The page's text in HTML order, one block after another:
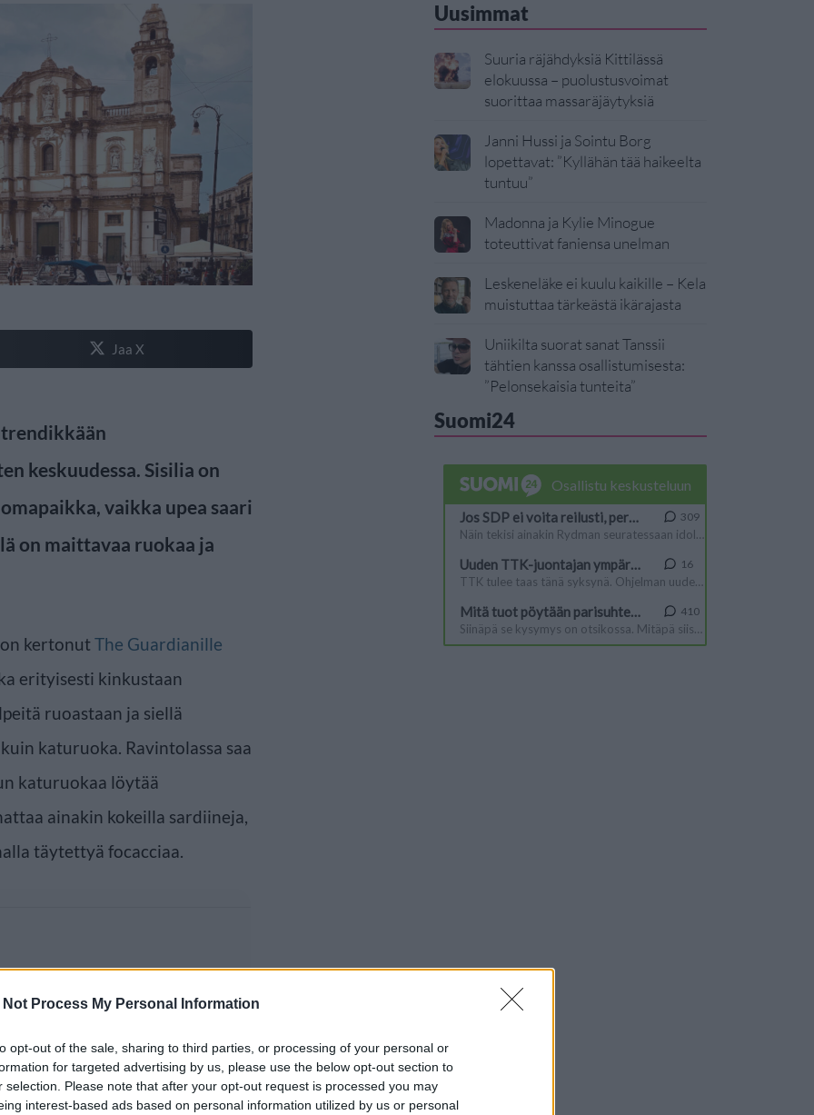
Not Process My Personal Information
opt-out of the sale, sharing to third parties, or processing of your personal or
for targeted advertising by us, please use the below opt-out section to
selection. Please note that after your opt-out request is processed you may
interest-based ads based on personal information utilized by us or personal
Jaa X
keskuudessa. Sisilia on
vaikka upea saari
on maittavaa ruokaa ja
kertonutThe Guardianille
erityisesti kinkustaan
ruoastaan ja siellä
katuruoka. Ravintolassa saa
katuruokaa löytää
ainakin kokeilla sardiineja,
täytettyä focacciaa.
Uusimmat
Suuria räjähdyksiä Kittilässä
elokuussa – puolustusvoimat
suorittaa massaräjäytyksiä
Janni Hussi ja Sointu Borg
lopettavat: ”Kyllähän tää haikeelta
tuntuu”
Madonna ja Kylie Minogue
toteuttivat faniensa unelman
Leskeneläke ei kuulu kaikille – Kela
muistuttaa tärkeästä ikärajasta
Uniikilta suorat sanat Tanssii
tähtien kanssa osallistumisesta:
”Pelonsekaisia tunteita”
Suomi24